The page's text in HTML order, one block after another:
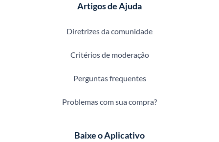
Artigos de Ajuda
Diretrizes da comunidade
Critérios de moderação
Perguntas frequentes
Problemas com sua compra?
Baixe o Aplicativo